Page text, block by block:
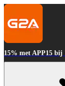
15% met APP15 bij